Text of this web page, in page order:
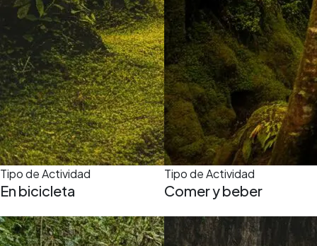
Tipo de Actividad
En bicicleta
Tipo de Actividad
Comer y beber